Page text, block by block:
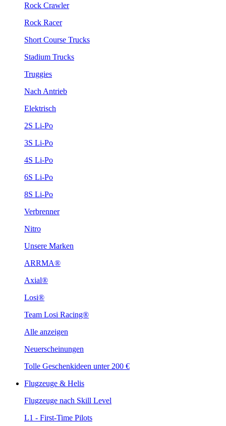
Rock Crawler
Rock Racer
Short Course Trucks
Stadium Trucks
Truggies
Nach Antrieb
Elektrisch
2S Li-Po
3S Li-Po
4S Li-Po
6S Li-Po
8S Li-Po
Verbrenner
Nitro
Unsere Marken
ARRMA®
Axial®
Losi®
Team Losi Racing®
Alle anzeigen
Neuerscheinungen
Tolle Geschenkideen unter 200 €
Flugzeuge & Helis
Flugzeuge nach Skill Level
L1 - First-Time Pilots